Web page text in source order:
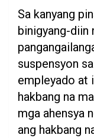
Sa kanyang
binigyang-diin
suspensyon
empleyado at
hakbang na
mga ahensya
ang hakbang